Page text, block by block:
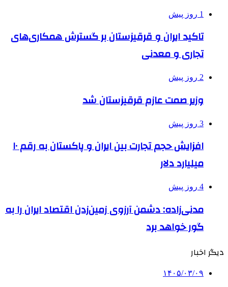
1 روز پیش
تاکید ایران و قرقیزستان بر گسترش همکاری‌های
تجاری و معدنی
2 روز پیش
وزیر صمت عازم قرقیزستان شد
3 روز پیش
افزایش حجم تجارت بین ایران و پاکستان به رقم ۱۰
میلیارد دلار
4 روز پیش
مدنی‌زاده: دشمن آرزوی زمین‌زدن اقتصاد ایران را به
گور خواهد برد
دیگر اخبار
۱۴۰۵/۰۳/۰۹